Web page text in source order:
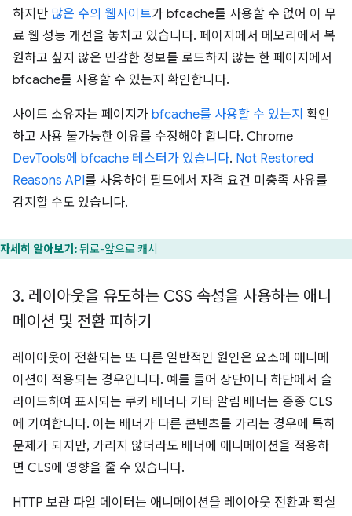
하지만 많은 수의 웹사이트가 bfcache를 사용할 수 없어 이 무
료 웹 성능 개선을 놓치고 있습니다. 페이지에서 메모리에서 복
원하고 싶지 않은 민감한 정보를 로드하지 않는 한 페이지에서
bfcache를 사용할 수 있는지 확인합니다.
사이트 소유자는 페이지가 bfcache를 사용할 수 있는지 확인
하고 사용 불가능한 이유를 수정해야 합니다. Chrome
DevTools에 bfcache 테스터가 있습니다. Not Restored
Reasons API를 사용하여 필드에서 자격 요건 미충족 사유를
감지할 수도 있습니다.
자세히 알아보기:뒤로-앞으로 캐시
3. 레이아웃을 유도하는 CSS 속성을 사용하는 애니
메이션 및 전환 피하기
레이아웃이 전환되는 또 다른 일반적인 원인은 요소에 애니메
이션이 적용되는 경우입니다. 예를 들어 상단이나 하단에서 슬
라이드하여 표시되는 쿠키 배너나 기타 알림 배너는 종종 CLS
에 기여합니다. 이는 배너가 다른 콘텐츠를 가리는 경우에 특히
문제가 되지만, 가리지 않더라도 배너에 애니메이션을 적용하
면 CLS에 영향을 줄 수 있습니다.
HTTP 보관 파일 데이터는 애니메이션을 레이아웃 전환과 확실